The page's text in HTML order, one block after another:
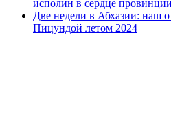
исполин в сердце провинции
Две недели в Абхазии: наш
Пицундой летом 2024